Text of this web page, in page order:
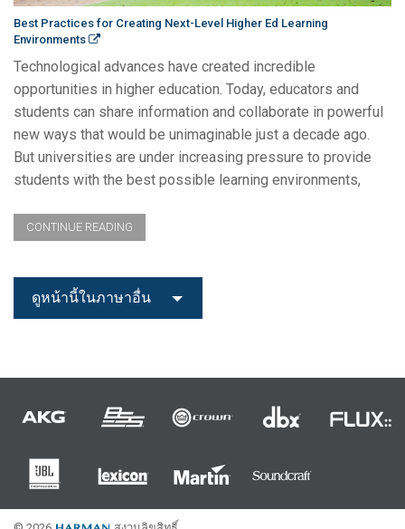
Best Practices for Creating Next-Level Higher Ed Learning
Environments
Technological advances have created incredible
opportunities in higher education. Today, educators and
students can share information and collaborate in powerful
new ways that would be unimaginable just a decade ago.
But universities are under increasing pressure to provide
students with the best possible learning environments,
CONTINUE READING
ดูหน้านี้ในภาษาอื่น